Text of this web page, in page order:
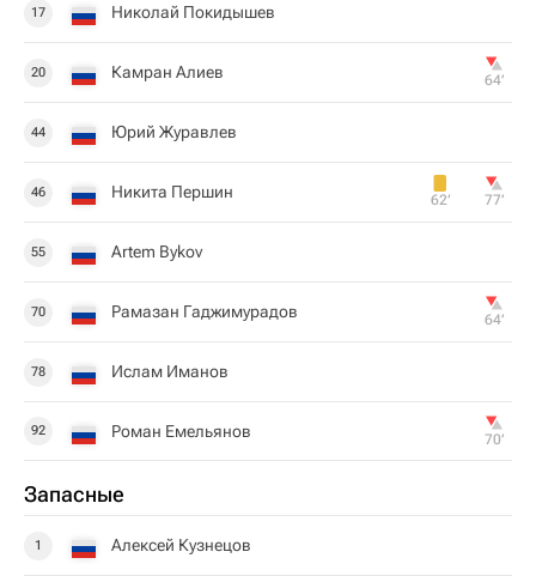
17 Николай Покидышев
20 Камран Алиев 64‎’‎
44 Юрий Журавлев
46 Никита Першин 62‎’‎ 77‎’‎
55 Artem Bykov
70 Рамазан Гаджимурадов 64‎’‎
78 Ислам Иманов
92 Роман Емельянов 70‎’‎
Запасные
1 Алексей Кузнецов